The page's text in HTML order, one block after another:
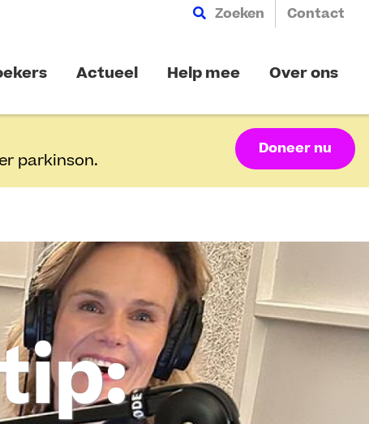
Zoeken Contact
Actueel Help mee Over ons
parkinson.
Doneer nu